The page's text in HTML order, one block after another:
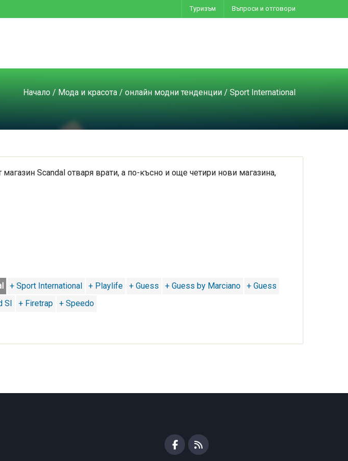
Туризъм Въпроси и отговори
Начало / Мода и красота / онлайн модни тенденции / Sport International
Scandal отваря врати, а по-късно и още четири нови магазина,
+ Sport International + Playlife + Guess + Guess by Marciano
+ Guess
SI + Firetrap + Speedo